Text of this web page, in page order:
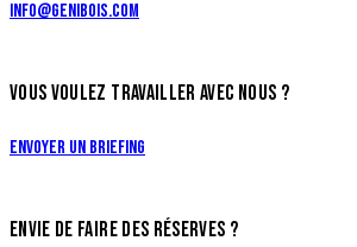
info@genibois.com
VOUS VOULEZ TRAVAILLER AVEC NOUS ?
Envoyer un briefing
ENVIE DE FAIRE DES RÉSERVES ?